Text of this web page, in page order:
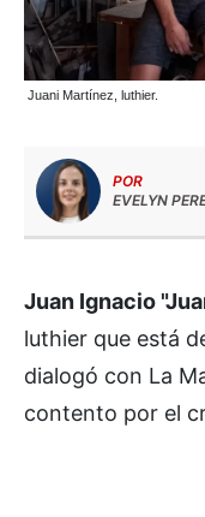
Juani Martínez, luthier.
POR
EVELYN
Juan Ignacio
luthier que está
dialogó con La
contento por el